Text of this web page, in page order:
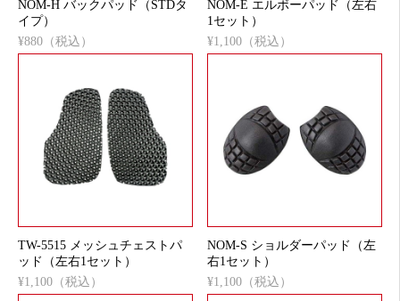
NOM-H バックパッド（STDタ
イプ）
¥880（税込）
NOM-E エルボーパッド（左右
1セット）
¥1,100（税込）
TW-5515 メッシュチェストパ
ッド（左右1セット）
¥1,100（税込）
NOM-S ショルダーパッド（左
右1セット）
¥1,100（税込）